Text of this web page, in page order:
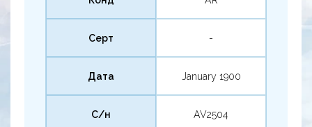
Серт -
Дата January 1900
С/н AV2504